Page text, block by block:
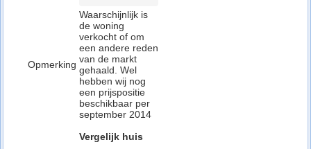
Opmerking
Waarschijnlijk is
de woning
verkocht of om
een andere reden
van de markt
gehaald. Wel
hebben wij nog
een prijspositie
beschikbaar per
september 2014
Vergelijk huis